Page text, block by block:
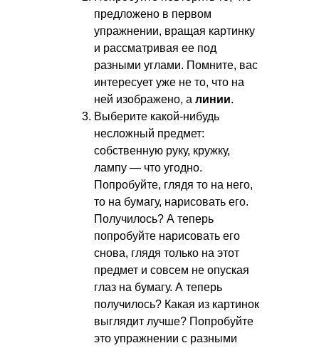
предложено в первом
упражнении, вращая картинку
и рассматривая ее под
разными углами. Помните, вас
интересует уже не то, что на
ней изображено, а линии.
Выберите какой-нибудь
несложный предмет:
собственную руку, кружку,
лампу — что угодно.
Попробуйте, глядя то на него,
то на бумагу, нарисовать его.
Получилось? А теперь
попробуйте нарисовать его
снова, глядя только на этот
предмет и совсем не опуская
глаз на бумагу. А теперь
получилось? Какая из картинок
выглядит лучше? Попробуйте
это упражнении с разными